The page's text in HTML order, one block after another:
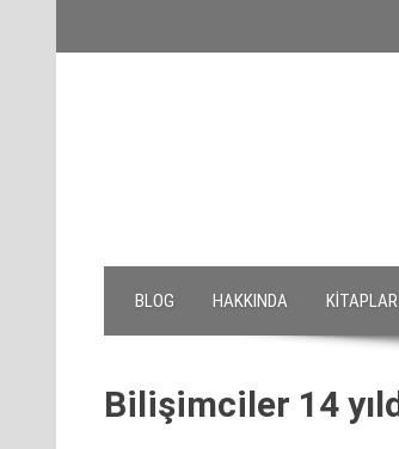
BLOG HAKKINDA KITAPLAR
Bilişimciler 14